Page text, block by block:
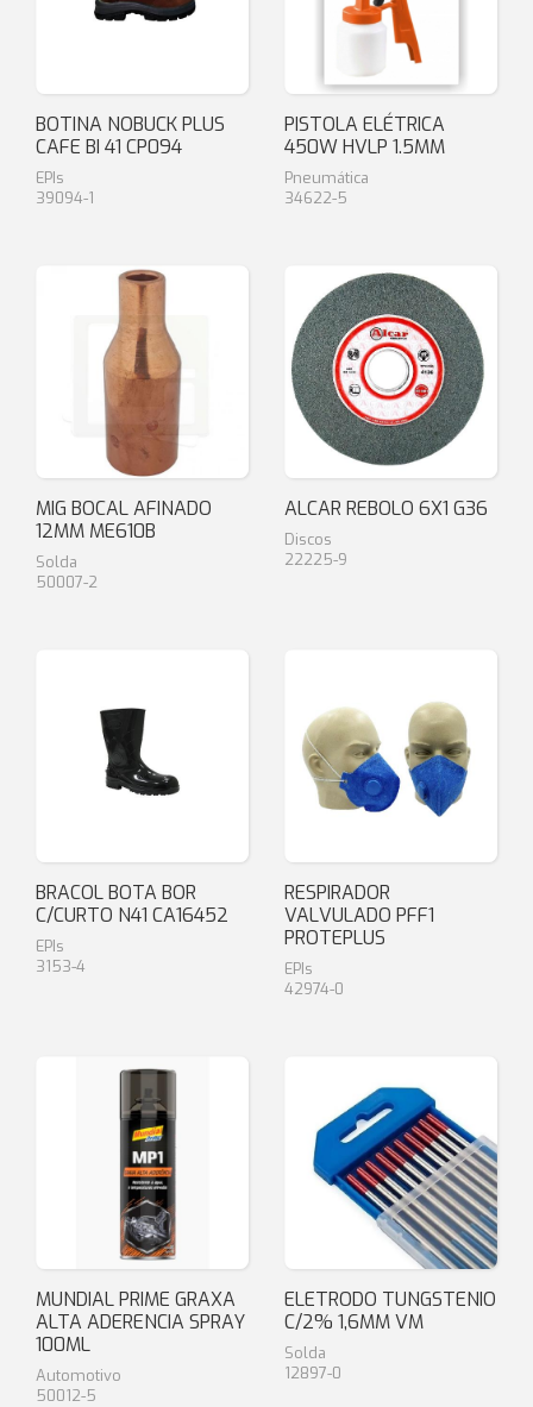
BOTINA NOBUCK PLUS
CAFE BI 41 CP094
EPIs
39094-1
PISTOLA ELÉTRICA
450W HVLP 1.5MM
Pneumática
34622-5
MIG BOCAL AFINADO
12MM ME610B
Solda
50007-2
ALCAR REBOLO 6X1 G36
Discos
22225-9
BRACOL BOTA BOR
C/CURTO N41 CA16452
EPIs
3153-4
RESPIRADOR
VALVULADO PFF1
PROTEPLUS
EPIs
42974-0
MUNDIAL PRIME GRAXA
ALTA ADERENCIA SPRAY
100ML
Automotivo
50012-5
ELETRODO TUNGSTENIO
C/2% 1,6MM VM
Solda
12897-0